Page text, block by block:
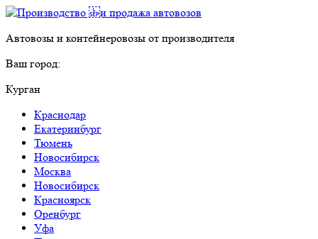
Автовозы и контейнеровозы от производителя
Ваш город:
Курган
Краснодар
Екатеринбург
Тюмень
Новосибирск
Москва
Новосибирск
Красноярск
Оренбург
Уфа